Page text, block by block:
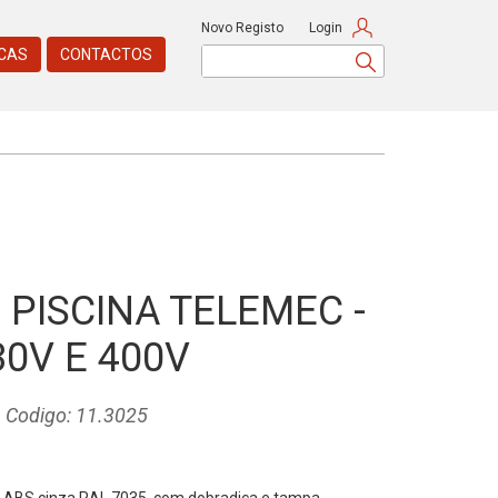
CONTACTOS
Novo Registo Login
PISCINA TELEMEC -
E 400V
Codigo: 11.3025